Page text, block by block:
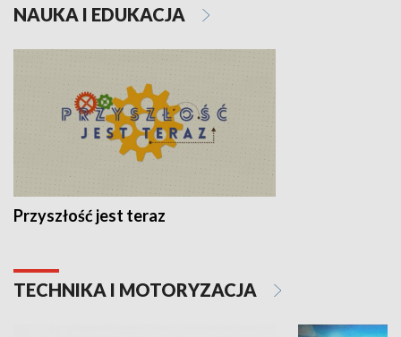
NAUKA I EDUKACJA
Przyszłość jest teraz
TECHNIKA I MOTORYZACJA